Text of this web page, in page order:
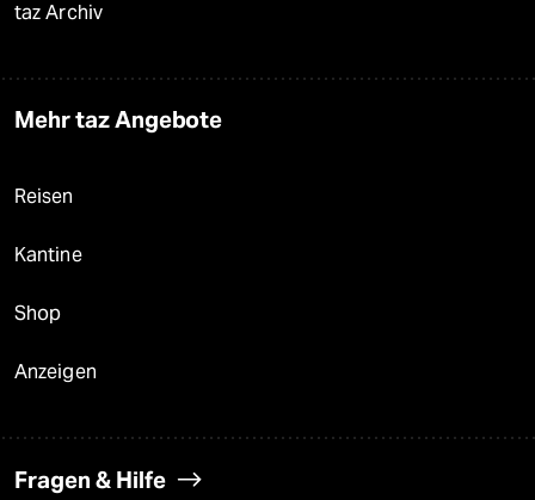
taz Archiv
Mehr taz Angebote
Reisen
Kantine
Shop
Anzeigen
Fragen & Hilfe